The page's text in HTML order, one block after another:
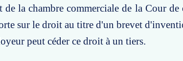
de la chambre commerciale de la Cour
sur le droit au titre d'un brevet
peut céder ce droit à un tiers.